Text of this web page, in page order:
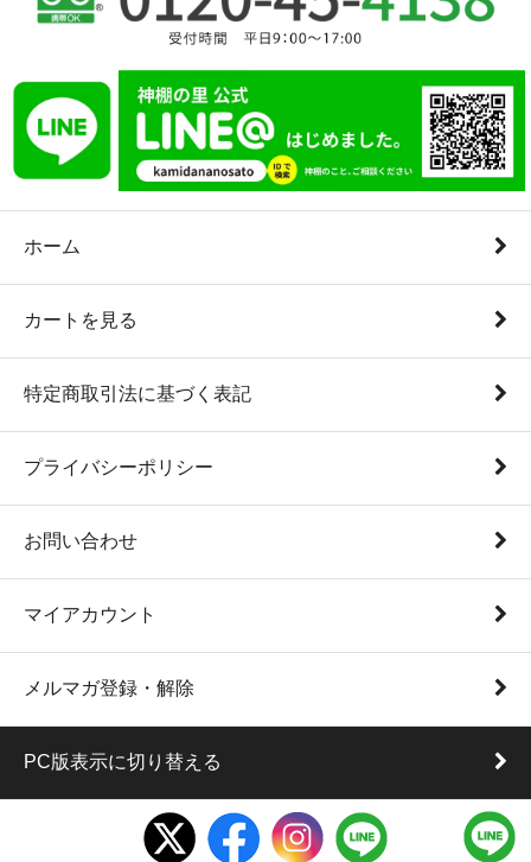
ホーム
カートを見る
特定商取引法に基づく表記
プライバシーポリシー
お問い合わせ
マイアカウント
メルマガ登録・解除
PC版表示に切り替える